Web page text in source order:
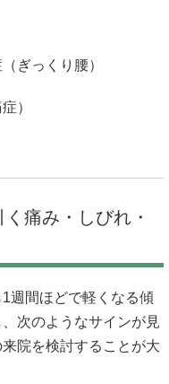
ぎっくり腰）
）
痛み・しびれ・
週間ほどで軽くなる傾
次のようなサインが見
院を検討することが大